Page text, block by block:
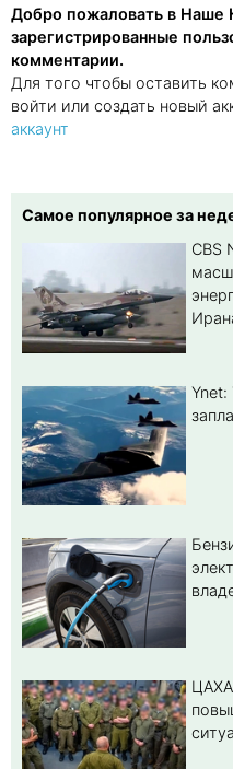
Добро пожаловать в Наше
зарегистрированные
комментарии.
Для того чтобы оставить
войти или создать новый
аккаунт
Самое популярное за
CBS